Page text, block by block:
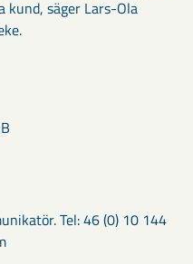
säger Lars-Ola
Tel: 46 (0) 10 144